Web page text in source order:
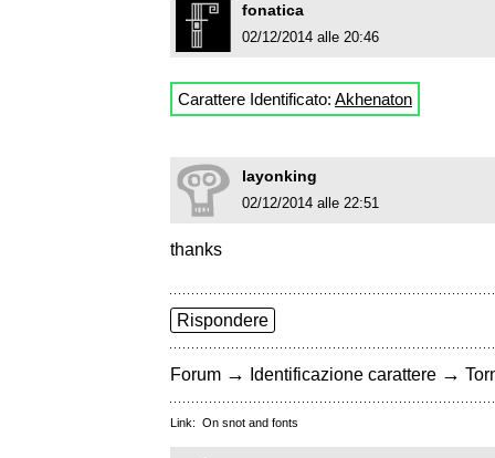
fonatica
02/12/2014 alle 20:46
Carattere Identificato: Akhenaton
layonking
02/12/2014 alle 22:51
thanks
Rispondere
Forum → Identificazione carattere →
Link: On snot and fonts